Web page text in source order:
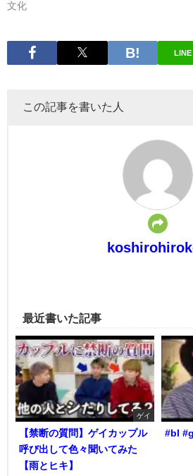
文化
LINE
この記事を書いた人
最近書いた記事
ゲイ
【禁断の質問】ゲイカップル
呼び出して色々聞いてみた
【雨とヒキ】
#bl